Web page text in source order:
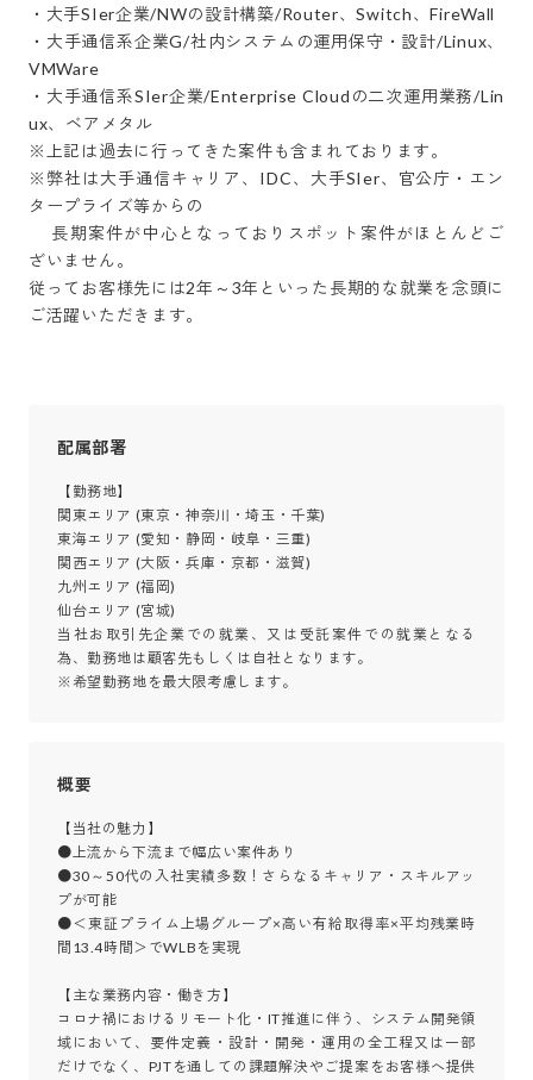
・大手SIer企業/NWの設計構築/Router、Switch、FireWall
・大手通信系企業G/社内システムの運用保守・設計/Linux、
VMWare
・大手通信系SIer企業/Enterprise Cloudの二次運用業務/Lin
ux、ベアメタル
※上記は過去に行ってきた案件も含まれております。
※弊社は大手通信キャリア、IDC、大手SIer、官公庁・エン
タープライズ等からの
長期案件が中心となっておりスポット案件がほとんどご
ざいません。
従ってお客様先には2年～3年といった長期的な就業を念頭に
ご活躍いただきます。
配属部署
【勤務地】
関東エリア (東京・神奈川・埼玉・千葉)
東海エリア (愛知・静岡・岐阜・三重)
関西エリア (大阪・兵庫・京都・滋賀)
九州エリア (福岡)
仙台エリア (宮城)
当社お取引先企業での就業、又は受託案件での就業となる
為、勤務地は顧客先もしくは自社となります。
※希望勤務地を最大限考慮します。
概要
【当社の魅力】
●上流から下流まで幅広い案件あり
●30～50代の入社実績多数！さらなるキャリア・スキルアッ
プが可能
●＜東証プライム上場グループ×高い有給取得率×平均残業時
間13.4時間＞でWLBを実現
【主な業務内容・働き方】
コロナ禍におけるリモート化・IT推進に伴う、システム開発領
域において、要件定義・設計・開発・運用の全工程又は一部
だけでなく、PJTを通しての課題解決やご提案をお客様へ提供